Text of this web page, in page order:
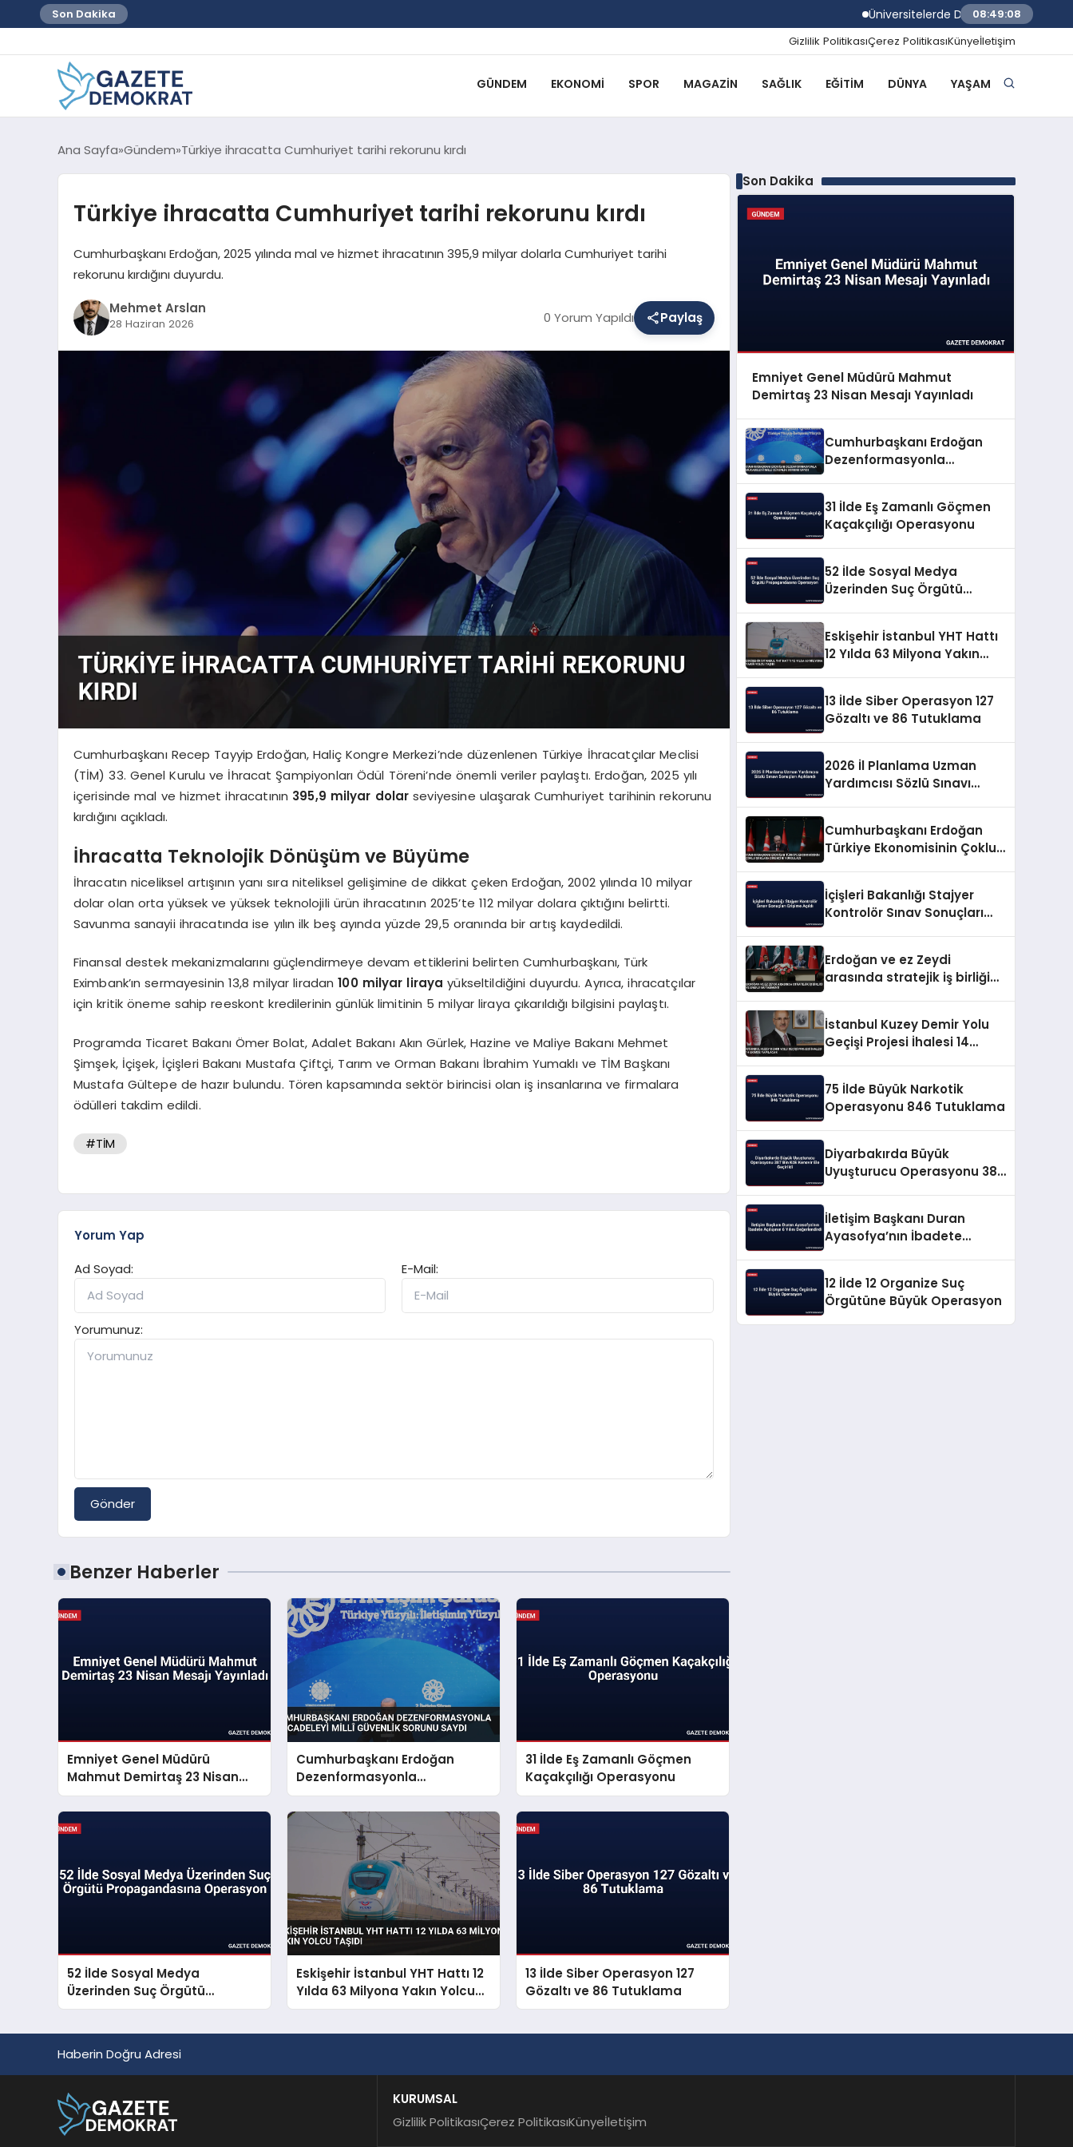
Son Dakika Üniversitelerde Dumansız Kampüs
08:49:09
Gizlilik PolitikasıÇerez PolitikasıKünyeİletişim
GÜNDEM EKONOMI SPOR MAGAZIN SAĞLIK EĞITIM DÜNYA YAŞAM
Ana Sayfa Gündem Türkiye ihracatta Cumhuriyet tarihi rekorunu kırdı
Türkiye ihracatta Cumhuriyet tarihi rekorunu kırdı
Cumhurbaşkanı Erdoğan, 2025 yılında mal ve hizmet ihracatının 395,9 milyar dolarla Cumhuriyet tarihi
rekorunu kırdığını duyurdu.
Mehmet Arslan
28 Haziran 2026 0 Yorum Yapıldı Paylaş
Cumhurbaşkanı Recep Tayyip Erdoğan, Haliç Kongre Merkezi’nde düzenlenen Türkiye İhracatçılar Meclisi
(TİM) 33. Genel Kurulu ve İhracat Şampiyonları Ödül Töreni’nde önemli veriler paylaştı. Erdoğan, 2025 yılı
içerisinde mal ve hizmet ihracatının 395,9 milyar dolar seviyesine ulaşarak Cumhuriyet tarihinin rekorunu
kırdığını açıkladı.
İhracatta Teknolojik Dönüşüm ve Büyüme
İhracatın niceliksel artışının yanı sıra niteliksel gelişimine de dikkat çeken Erdoğan, 2002 yılında 10 milyar
dolar olan orta yüksek ve yüksek teknolojili ürün ihracatının 2025’te 112 milyar dolara çıktığını belirtti.
Savunma sanayii ihracatında ise yılın ilk beş ayında yüzde 29,5 oranında bir artış kaydedildi.
Finansal destek mekanizmalarını güçlendirmeye devam ettiklerini belirten Cumhurbaşkanı, Türk
Eximbank’ın sermayesinin 13,8 milyar liradan100 milyar liraya yükseltildiğini duyurdu. Ayrıca, ihracatçılar
için kritik öneme sahip reeskont kredilerinin günlük limitinin 5 milyar liraya çıkarıldığı bilgisini paylaştı.
Programda Ticaret Bakanı Ömer Bolat, Adalet Bakanı Akın Gürlek, Hazine ve Maliye Bakanı Mehmet
Şimşek, İçişek, İçişleri Bakanı Mustafa Çiftçi, Tarım ve Orman Bakanı İbrahim Yumaklı ve TİM Başkanı
Mustafa Gültepe de hazır bulundu. Tören kapsamında sektör birincisi olan iş insanlarına ve firmalara
ödülleri takdim edildi.
#TİM
Yorum Yap
Ad Soyad:
E-Mail:
Yorumunuz:
Gönder
Benzer Haberler
Emniyet Genel Müdürü
Mahmut Demirtaş 23 Nisan
Mesajı Yayınladı
Cumhurbaşkanı Erdoğan
Dezenformasyonla
Mücadeleyi Millî Güvenlik
Sorunu Saydı
31 İlde Eş Zamanlı Göçmen
Kaçakçılığı Operasyonu
52 İlde Sosyal Medya
Üzerinden Suç Örgütü
Propagandasına Operasyon
Eskişehir İstanbul YHT Hattı 12
Yılda 63 Milyona Yakın Yolcu
Taşıdı
13 İlde Siber Operasyon 127
Gözaltı ve 86 Tutuklama
Son Dakika
Emniyet Genel Müdürü Mahmut
Demirtaş 23 Nisan Mesajı Yayınladı
Cumhurbaşkanı Erdoğan
Dezenformasyonla
31 İlde Eş Zamanlı Göçmen
Kaçakçılığı Operasyonu
52 İlde Sosyal Medya
Üzerinden Suç Örgütü
Eskişehir İstanbul YHT Hattı
12 Yılda 63 Milyona Yakın
13 İlde Siber Operasyon 127
Gözaltı ve 86 Tutuklama
2026 İl Planlama Uzman
Yardımcısı Sözlü Sınavı
Cumhurbaşkanı Erdoğan
Türkiye Ekonomisinin Çoklu
İçişleri Bakanlığı Stajyer
Kontrolör Sınav Sonuçları
Erdoğan ve ez Zeydi
arasında stratejik iş birliği
İstanbul Kuzey Demir Yolu
Geçişi Projesi İhalesi 14
75 İlde Büyük Narkotik
Operasyonu 846 Tutuklama
Diyarbakırda Büyük
Uyuşturucu Operasyonu 387
İletişim Başkanı Duran
Ayasofya’nın İbadete
12 İlde 12 Organize Suç
Örgütüne Büyük Operasyon
Haberin Doğru Adresi
KURUMSAL
Gizlilik PolitikasıÇerez PolitikasıKünyeİletişim